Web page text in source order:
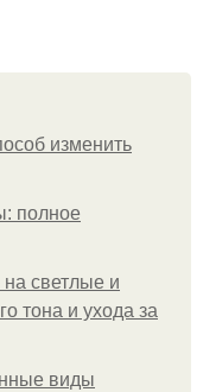
изменить
полное
светлые и
тона и ухода за
виды